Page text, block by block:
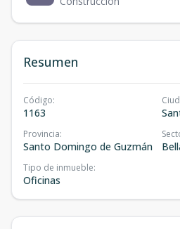
Resumen
Código:
1163
Provincia:
Santo Domingo de Guzmán
Tipo de inmueble:
Oficinas